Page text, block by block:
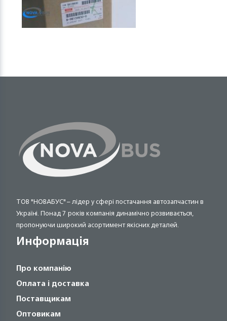
ТОВ "НОВАБУС" – лідер у сфері постачання автозапчастин в
Україні. Понад 7 років компанія динамічно розвивається,
пропонуючи широкий асортимент якісних деталей.
Информація
Про компанію
Оплата і доставка
Поставщикам
Оптовикам